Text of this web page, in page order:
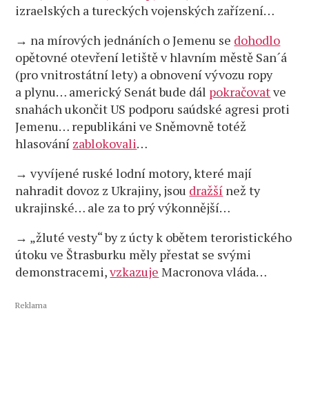
izraelských a tureckých vojenských zařízení…
→ na mírových jednáních o Jemenu se dohodlo
opětovné otevření letiště v hlavním městě San´á
(pro vnitrostátní lety) a obnovení vývozu ropy
a plynu… americký Senát bude dál pokračovatve
snahách ukončit US podporu saúdské agresi proti
Jemenu… republikáni ve Sněmovně totéž
hlasování zablokovali…
→ vyvíjené ruské lodní motory, které mají
nahradit dovoz z Ukrajiny, jsou dražší než ty
ukrajinské… ale za to prý výkonnější…
→ „žluté vesty“ by z úcty k obětem teroristického
útoku ve Štrasburku měly přestat se svými
demonstracemi,vzkazuje Macronova vláda…
Reklama